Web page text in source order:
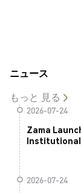
ニュース
もっと 見る
2026-07-24
Zama
Institutional
2026-07-24